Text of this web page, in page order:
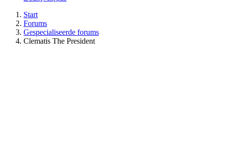
Start
Forums
Gespecialiseerde forums
Clematis The President